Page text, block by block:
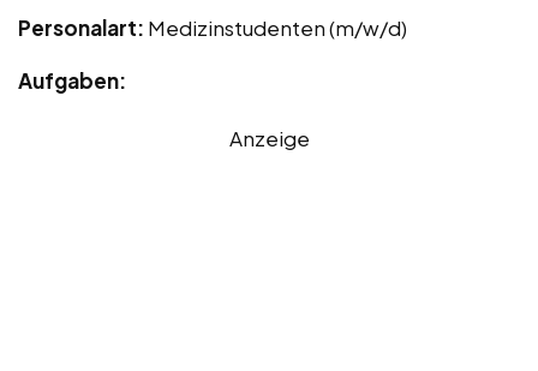
Personalart: Medizinstudenten (m/w/d)
Aufgaben:
Anzeige